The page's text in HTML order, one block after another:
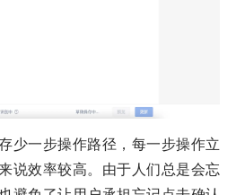
少一步操作路径，每一步操作立
说效率较高。由于人们总是会忘